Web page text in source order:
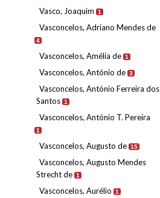
Vasco, Joaquim 1
Vasconcelos, Adriano Mendes de
4
Vasconcelos, Amélia de 1
Vasconcelos, António de 3
Vasconcelos, António Ferreira dos
Santos 1
Vasconcelos, António T. Pereira
1
Vasconcelos, Augusto de 15
Vasconcelos, Augusto Mendes
Strecht de 1
Vasconcelos, Aurélio 1